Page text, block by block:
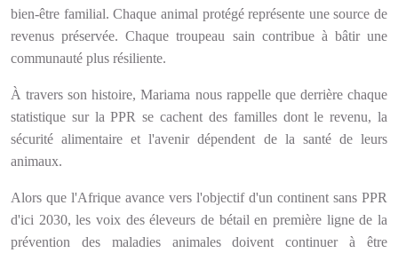
bien-être familial. Chaque animal protégé représente une source de
revenus préservée. Chaque troupeau sain contribue à bâtir une
communauté plus résiliente.
À travers son histoire, Mariama nous rappelle que derrière chaque
statistique sur la PPR se cachent des familles dont le revenu, la
sécurité alimentaire et l'avenir dépendent de la santé de leurs
animaux.
Alors que l'Afrique avance vers l'objectif d'un continent sans PPR
d'ici 2030, les voix des éleveurs de bétail en première ligne de la
prévention des maladies animales doivent continuer à être